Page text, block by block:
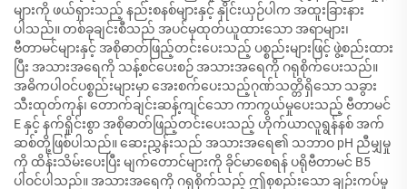
များကို ဖယ်ရှားသည့် နည်းစနစ်များနှင့် နှိုင်းယှဉ်ပါက အထူးခြားနား
ပါသည်။ တစ်ခုချင်းစီသည် အပင်မှထုတ်ယူထားသော အရာများ၊
ဗီတာမင်များနှင့် အစိုဓာတ်ဖြည့်တင်းပေးသည့် ပစ္စည်းများဖြင့် ဖွဲ့စည်းထား
ပြီး အသားအရေကို သန့်စင်ပေးစဉ် အသားအရေကို ဂရုစိုက်ပေးသည်။
အဓိကပါဝင်ပစ္စည်းများမှာ အေးစက်ပေးသည့်ဂုဏ်သတ္တိရှိသော သခွား
သီးထုတ်ကုန်၊ တောက်ချင်းဆန့်ကျင်သော ကာကွယ်မှုပေးသည့် ဗီတာမင်
E နှင့် နက်ရှိုင်းစွာ အစိုဓာတ်ဖြည့်တင်းပေးသည့် ဟိုက်ယာလူရွန်နစ် အက်
ဆစ်တို့ဖြစ်ပါသည်။ ဆေးညွှန်းသည် အသားအရေ၏ သဘာဝ pH ညီမျှမှု
ကို ထိန်းသိမ်းပေးပြီး မျက်တောင်များကို ခိုင်မာစေရန် ပရိုဗီတာမင် B5
ပါဝင်ပါသည်။ အသားအရေကို ဂရုစိုက်သည့် ဤစုစည်းသော ချဉ်းကပ်မှု